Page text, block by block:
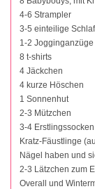
4-6 Strampler
3-5 einteilige
1-2 Jogginganzüge
8 t-shirts
4 Jäckchen
4 kurze Höschen
1 Sonnenhut
2-3 Mützchen
3-4
Kratz-Fäustlinge
Nägel haben und
2-3 Lätzchen zum
Overall und